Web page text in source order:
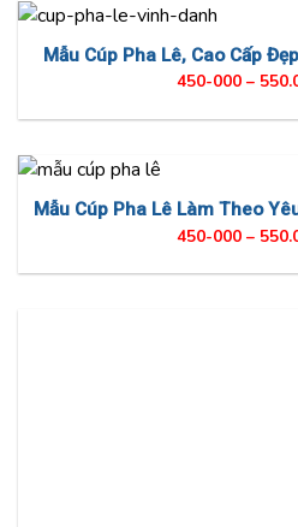
Mẫu Cúp Pha Lê, Cao Cấp
450-000 –
Mẫu Cúp Pha Lê Làm Theo
450-000 –